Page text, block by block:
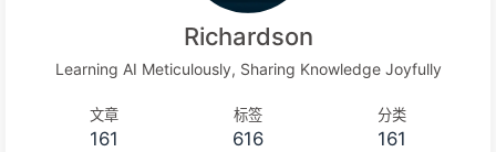
Richardson
Learning AI Meticulously, Sharing Knowledge Joyfully
文章
161
标签
616
分类
161